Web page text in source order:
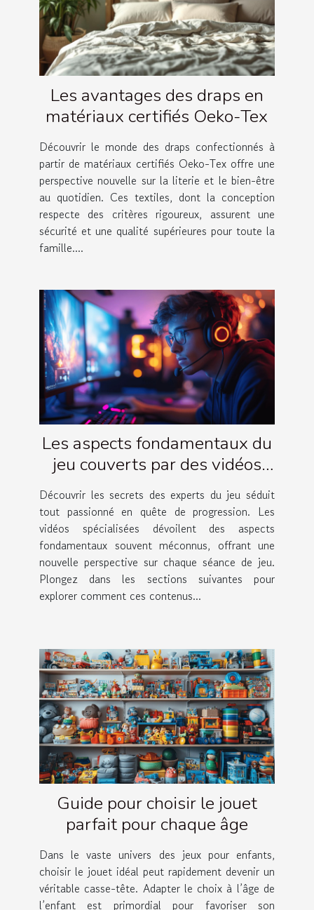
Les avantages des draps en
matériaux certifiés Oeko-Tex
Découvrir le monde des draps confectionnés à
partir de matériaux certifiés Oeko-Tex offre une
perspective nouvelle sur la literie et le bien-être
au quotidien. Ces textiles, dont la conception
respecte des critères rigoureux, assurent une
sécurité et une qualité supérieures pour toute la
famille....
Les aspects fondamentaux du
jeu couverts par des vidéos
d'experts
Découvrir les secrets des experts du jeu séduit
tout passionné en quête de progression. Les
vidéos spécialisées dévoilent des aspects
fondamentaux souvent méconnus, offrant une
nouvelle perspective sur chaque séance de jeu.
Plongez dans les sections suivantes pour
explorer comment ces contenus...
Guide pour choisir le jouet
parfait pour chaque âge
Dans le vaste univers des jeux pour enfants,
choisir le jouet idéal peut rapidement devenir un
véritable casse-tête. Adapter le choix à l’âge de
l’enfant est primordial pour favoriser son